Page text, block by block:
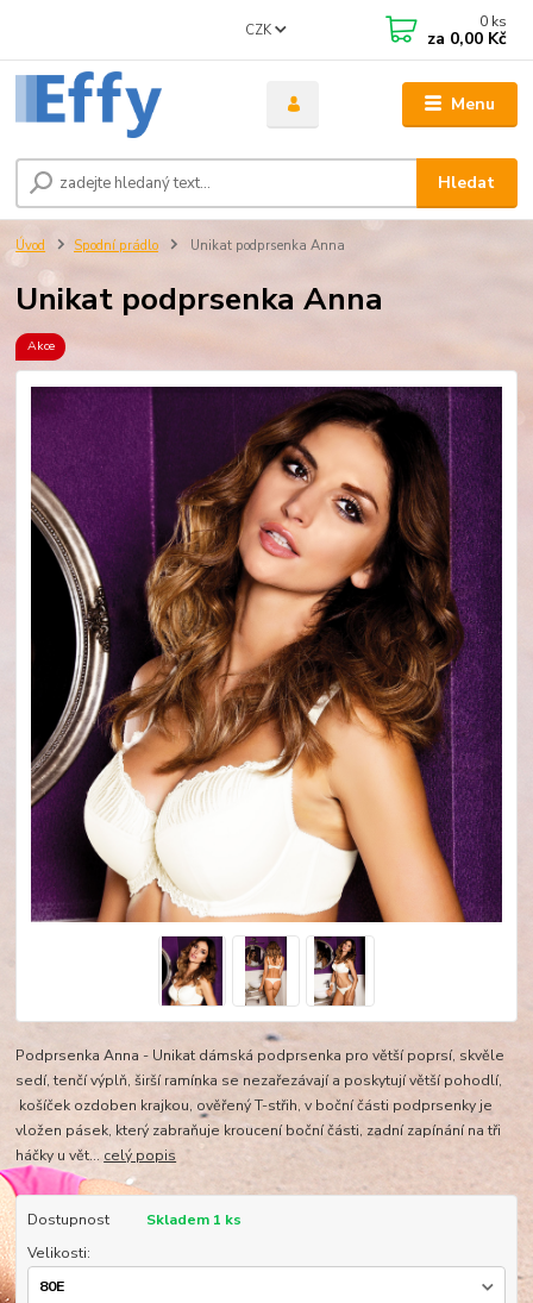
Menu
CZK
Hledat
0 ks
za 0,00 Kč
Úvod Spodní prádlo Unikat podprsenka Anna
Unikat podprsenka Anna
Akce
Podprsenka Anna - Unikat dámská podprsenka pro větší poprsí, skvěle
sedí, tenčí výplň, širší ramínka se nezařezávají a poskytují větší pohodlí,
košíček ozdoben krajkou, ověřený T-střih, v boční části podprsenky je
vložen pásek, který zabraňuje kroucení boční části, zadní zapínání na tři
háčky u vět... celý popis
Dostupnost
Skladem 1 ks
Velikosti: